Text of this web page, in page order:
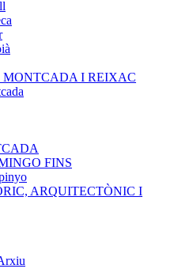
I REIXAC
FINS
ARQUITECTÒNIC I